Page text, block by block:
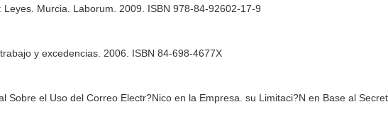
Murcia. Laborum. 2009. ISBN 978-84-92602-17-9
y excedencias. 2006. ISBN 84-698-4677X
Sobre el Uso del Correo Electr?Nico en la Empresa. su Limitaci?N en Base al